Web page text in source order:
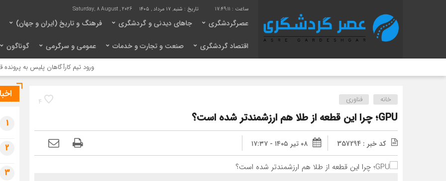
17:49:11 تاریخ : شنبه, ۱۷ مرداد , ۱۴۰۵ Saturday, 8 August , 2026
عصرگردشگری جاهای دیدنی و گردشگری فرهنگ و تاریخ (ایران و جهان)
اقتصاد گردشگری صنعت و تجارت و خدمات عمومی و سرگرمی گوناگون
ورود تیم کارآگاهان پلیس به پرونده قتل حمیدرضا
4 خانه فناوری
GPU؛ چرا این قطعه از طلا هم ارزشمندتر شده است؟
کد خبر : 357294 ۰۸ تیر ۱۴۰۵ - ۱۷:۳۷
1
2
3